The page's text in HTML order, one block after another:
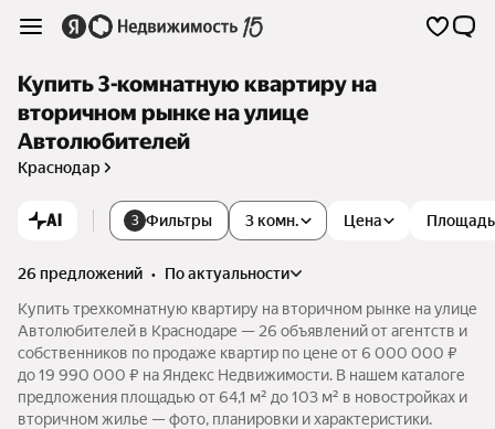
Купить 3-комнатную квартиру на
вторичном рынке на улице
Автолюбителей
Краснодар
AI 3 Фильтры 3 комн. Цена Площадь
26 предложений •
по актуальности
Купить трехкомнатную квартиру на вторичном рынке на улице
Автолюбителей в Краснодаре — 26 объявлений от агентств и
собственников по продаже квартир по цене от 6 000 000 ₽
до 19 990 000 ₽ на Яндекс Недвижимости. В нашем каталоге
предложения площадью от 64,1 м² до 103 м² в новостройках и
вторичном жилье — фото, планировки и характеристики.